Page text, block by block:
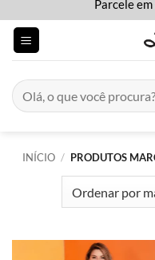
content
Parcele
Pesquisar
por:
INÍCIO / PRODUTOS